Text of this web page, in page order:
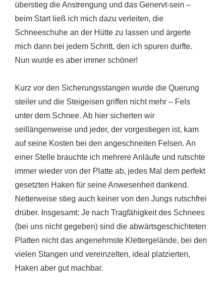
überstieg die Anstrengung und das Genervt-sein –
beim Start ließ ich mich dazu verleiten, die
Schneeschuhe an der Hütte zu lassen und ärgerte
mich dann bei jedem Schritt, den ich spuren durfte.
Nun wurde es aber immer schöner!
Kurz vor den Sicherungsstangen wurde die Querung
steiler und die Steigeisen griffen nicht mehr – Fels
unter dem Schnee. Ab hier sicherten wir
seillängenweise und jeder, der vorgestiegen ist, kam
auf seine Kosten bei den angeschneiten Felsen. An
einer Stelle brauchte ich mehrere Anläufe und rutschte
immer wieder von der Platte ab, jedes Mal dem perfekt
gesetzten Haken für seine Anwesenheit dankend.
Netterweise stieg auch keiner von den Jungs rutschfrei
drüber. Insgesamt: Je nach Tragfähigkeit des Schnees
(bei uns nicht gegeben) sind die abwärtsgeschichteten
Platten nicht das angenehmste Klettergelände, bei den
vielen Stangen und vereinzelten, ideal platzierten,
Haken aber gut machbar.